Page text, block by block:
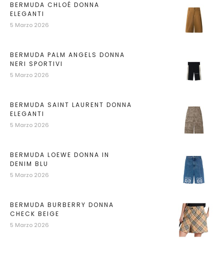
BERMUDA CHLOÉ DONNA
ELEGANTI
5 Marzo 2026
BERMUDA PALM ANGELS DONNA
NERI SPORTIVI
5 Marzo 2026
BERMUDA SAINT LAURENT DONNA
ELEGANTI
5 Marzo 2026
BERMUDA LOEWE DONNA IN
DENIM BLU
5 Marzo 2026
BERMUDA BURBERRY DONNA
CHECK BEIGE
5 Marzo 2026